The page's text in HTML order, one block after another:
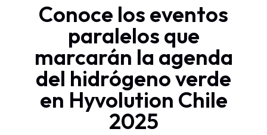
Conoce los eventos
paralelos que
marcarán la agenda
del hidrógeno verde
en Hyvolution Chile
2025